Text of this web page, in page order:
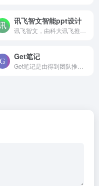
讯飞智文智能ppt设计
讯飞智文，由科大讯飞推出的一键生成ppt/word产品。根据一句话、长文本、音视频等指令智能生成文档，同时支持在线编辑、美化、排版、导出、一键动效、自动生成演讲稿等功能，让AI全流程服务到底。
Get笔记
Get笔记是由得到团队推出的一款创新AI笔记工具，专为提升学习效率而设计。它利用AI技术提供智能记录和整理服务，帮助用户高效管理和回顾学习笔记。通过Get笔记，用户可以轻松导入...